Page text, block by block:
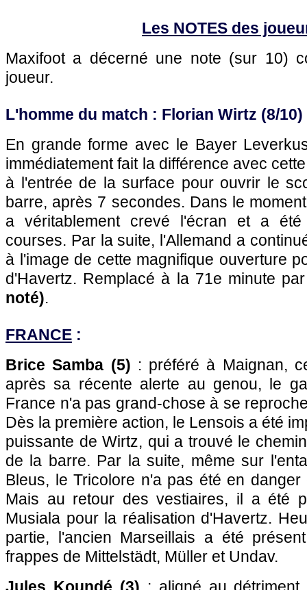
Les NOTES des
Maxifoot a décerné une note (sur 10)
joueur.
L'homme du match : Florian Wirtz (8/10)
En grande forme avec le Bayer
immédiatement fait la différence avec
à l'entrée de la surface pour ouvrir le
barre, après 7 secondes. Dans le
a véritablement crevé l'écran et a
courses. Par la suite, l'Allemand a
à l'image de cette magnifique ouverture
d'Havertz. Remplacé à la 71e minute
noté).
FRANCE :
Brice Samba (5) : préféré à Maignan,
après sa récente alerte au genou, le
France n'a pas grand-chose à se
Dès la première action, le Lensois a été
puissante de Wirtz, qui a trouvé le
de la barre. Par la suite, même sur
Bleus, le Tricolore n'a pas été en
Mais au retour des vestiaires, il a été
Musiala pour la réalisation d'Havertz.
partie, l'ancien Marseillais a été
frappes de Mittelstädt, Müller et Undav.